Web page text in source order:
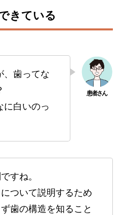
きている
、歯ってな
に白いのっ
すね。
ついて説明するため
歯の構造を知ること